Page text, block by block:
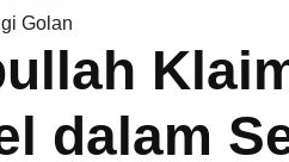
Golan
dalam